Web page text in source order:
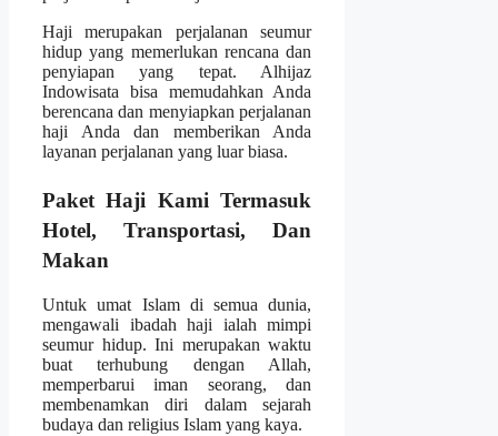
Haji merupakan perjalanan seumur
hidup yang memerlukan rencana dan
penyiapan yang tepat. Alhijaz
Indowisata bisa memudahkan Anda
berencana dan menyiapkan perjalanan
haji Anda dan memberikan Anda
layanan perjalanan yang luar biasa.
Paket Haji Kami Termasuk
Hotel, Transportasi, Dan
Makan
Untuk umat Islam di semua dunia,
mengawali ibadah haji ialah mimpi
seumur hidup. Ini merupakan waktu
buat terhubung dengan Allah,
memperbarui iman seorang, dan
membenamkan diri dalam sejarah
budaya dan religius Islam yang kaya.